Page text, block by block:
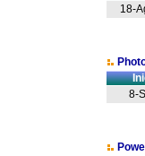
18-
8-